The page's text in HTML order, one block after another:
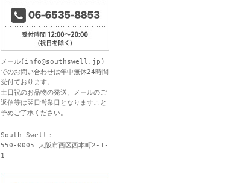
メール( info@southswell.jp )
でのお問い合わせは年中無休24時間
受付ております。
土日祝のお品物の発送、メールのご
返信等は翌日営業日となりますこと
予めご了承ください。
South Swell：
550-0005 大阪市西区西本町2-1-
1